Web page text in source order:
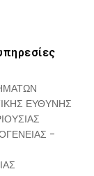
ΕΥΘΥΝΗΣ
-